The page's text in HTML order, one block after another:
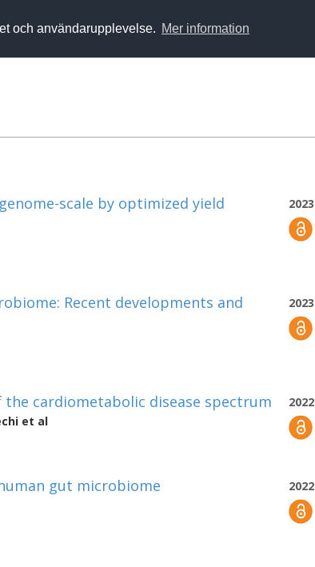
och användarupplevelse. Mer information
2023
scale by optimized yield
2023
Recent developments and
2022
cardiometabolic disease spectrum
et al
2022
gut microbiome